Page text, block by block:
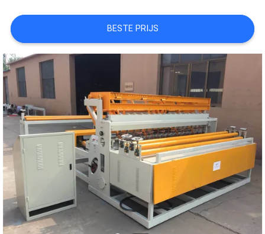
SITEMAP
PRIVACY
POLICY
BESTE PRIJS